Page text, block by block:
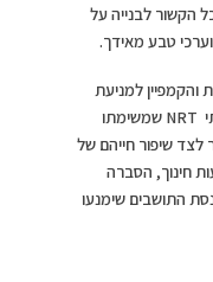
הקשור לבנייה על
טבע מאידך.
והקמפיין למניעת
בנייה בשטח. זאבי גם פעיל בארגון הקנייתי NRT שמשימתו
שיפור חייהם של
חינוך, הסברה
התושבים שימנעו